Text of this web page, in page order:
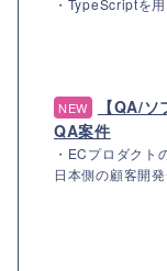
・TypeScriptを
NEW
【QA/
QA案件
・ECプロダクト
日本側の顧客開